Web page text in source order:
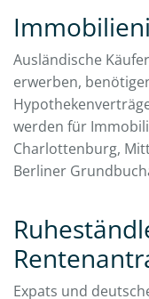
Ausländische
erwerben,
werden für
Charlottenburg,
Berliner
Expats und